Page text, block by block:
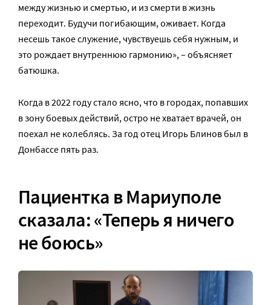
между жизнью и смертью, и из смерти в жизнь
переходит. Будучи погибающим, оживает. Когда
несешь такое служение, чувствуешь себя нужным, и
это рождает внутреннюю гармонию», – объясняет
батюшка.
Когда в 2022 году стало ясно, что в городах, попавших
в зону боевых действий, остро не хватает врачей, он
поехал не колеблясь. За год отец Игорь Блинов был в
Донбассе пять раз.
Пациентка в Мариуполе
сказала: «Теперь я ничего
не боюсь»